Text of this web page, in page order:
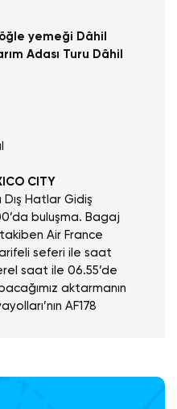
yemeği Dâhil
Adası Turu Dâhil
CITY
Dış Hatlar Gidiş
buluşma. Bagaj
Air France
tarifeli seferi ile saat
saat ile 06.55’de
aktarmanın
AF178
geçiyoruz.